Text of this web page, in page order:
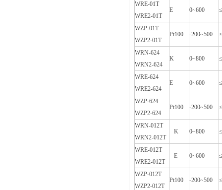
WRE-01T
WRE2-01T
E 0~600
WZP-01T
WZP2-01T
Pt100 -200~500
WRN-624
WRN2-624
K 0~800
WRE-624
WRE2-624
E 0~600
WZP-624
WZP2-624
Pt100 -200~500
WRN-012T
WRN2-012T
K 0~800
WRE-012T
WRE2-012T
E 0~600
WZP-012T
WZP2-012T
Pt100 -200~500